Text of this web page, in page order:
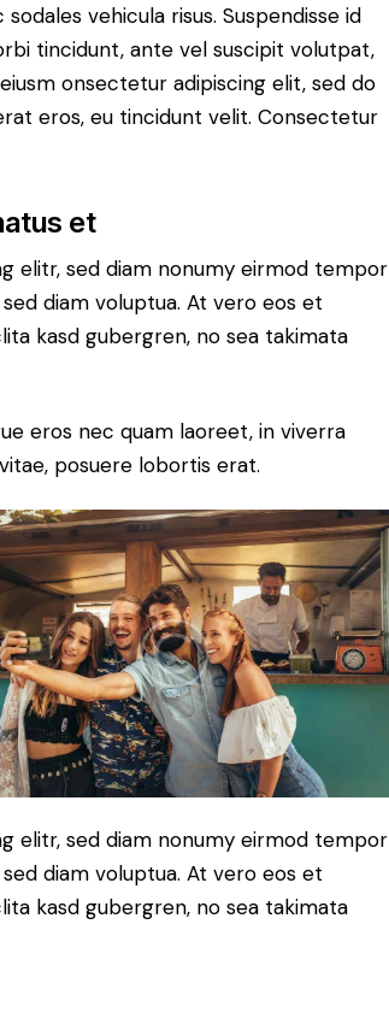
vehicula risus. Suspendisse id
tincidunt, ante vel suscipit volutpat,
onsectetur adipiscing elit, sed do
eros, eu tincidunt velit. Consectetur
et
elitr, sed diam nonumy eirmod tempor
diam voluptua. At vero eos et
kasd gubergren, no sea takimata
eros nec quam laoreet, in viverra
posuere lobortis erat.
elitr, sed diam nonumy eirmod tempor
diam voluptua. At vero eos et
kasd gubergren, no sea takimata